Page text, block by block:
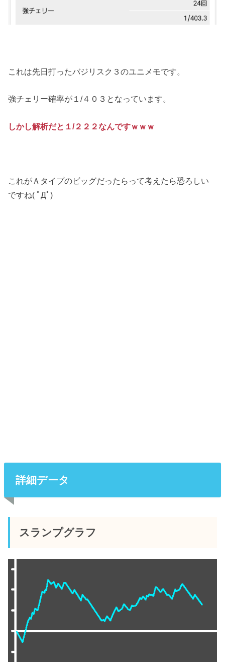
これは先日打ったバジリスク３のユニメモです。
強チェリー確率が１/４０３となっています。
しかし解析だと１/２２２なんですｗｗｗ
これがＡタイプのビッグだったらって考えたら恐ろしい
ですね( ﾟДﾟ)
詳細データ
スランプグラフ